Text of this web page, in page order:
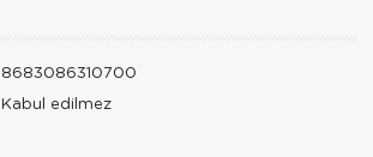
8683086310700